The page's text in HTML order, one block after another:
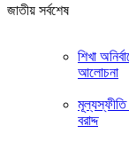
জাতীয় সর্বশেষ
শিখা
আলোচনা
মূল্যস্ফীতি
বরাদ্দ